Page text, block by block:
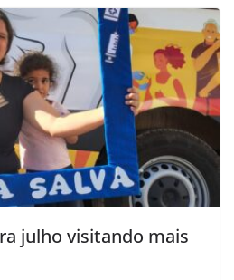
julho visitando mais